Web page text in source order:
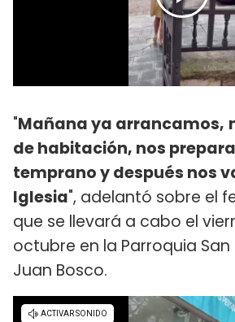
"Mañana ya arrancamos,
de habitación, nos
temprano y después nos
Iglesia", adelantó sobre el
que se llevará a cabo el
octubre en la Parroquia San
Juan Bosco.